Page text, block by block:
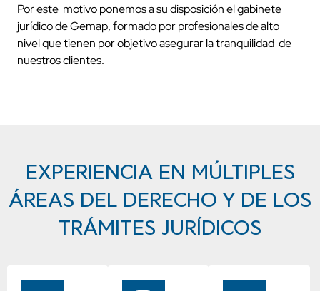
Por este motivo ponemos a su disposición el gabinete
jurídico de Gemap, formado por profesionales de alto
nivel que tienen por objetivo asegurar la tranquilidad de
nuestros clientes.
EXPERIENCIA EN MÚLTIPLES
ÁREAS DEL DERECHO Y DE LOS
TRÁMITES JURÍDICOS